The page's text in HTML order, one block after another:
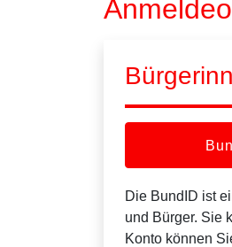
Die BundID ist
und Bürger. Sie
Konto können